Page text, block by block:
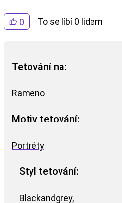
0 To se líbí 0 lidem
Tetování na:
Rameno
Motiv tetování:
Portréty
Styl tetování:
Blackandgrey,